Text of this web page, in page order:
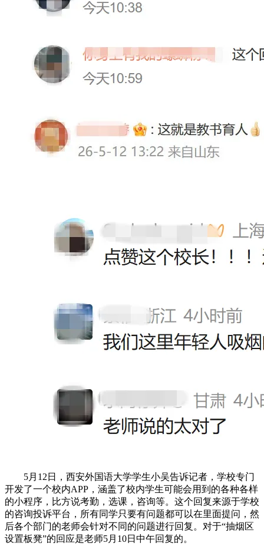
5月12日，西安外国语大学学生小吴告诉记者，学校专门
开发了一个校内APP，涵盖了校内学生可能会用到的各种各样
的小程序，比方说考勤，选课，咨询等。这个回复来源于学校
的咨询投诉平台，所有同学只要有问题都可以在里面提问，然
后各个部门的老师会针对不同的问题进行回复。对于“抽烟区
设置板凳”的回应是老师5月10日中午回复的。